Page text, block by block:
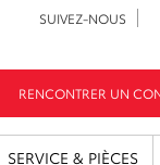
SUIVEZ-NOUS
RENCONTRER UN
SERVICE & PIÈCES